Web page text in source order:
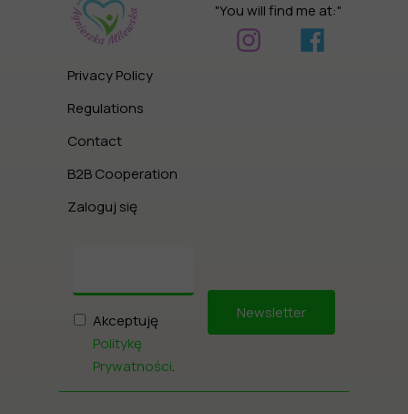
B2B Cooperation
Contact
Regulations
Privacy Policy
Zaloguj się
"You will find me at:"
Akceptuję
Politykę
Prywatności.
Newsletter